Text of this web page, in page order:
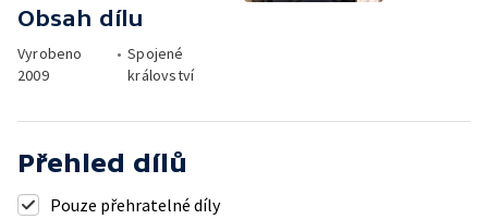
Obsah dílu
Vyrobeno
2009
• Spojené
království
Přehled dílů
Pouze přehratelné díly